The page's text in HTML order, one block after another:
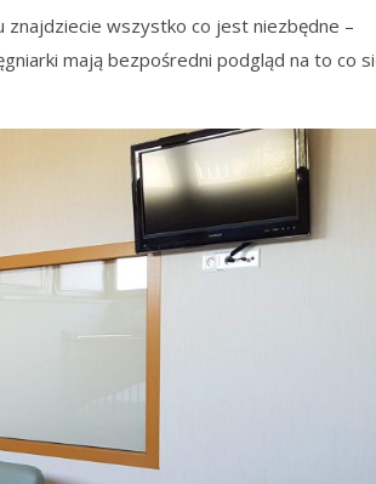
znajdziecie wszystko co jest niezbędne –
mają bezpośredni podgląd na to co